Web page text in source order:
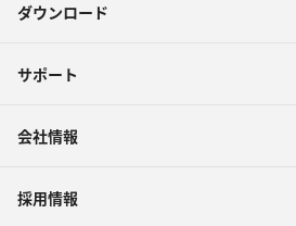
ダウンロード
サポート
会社情報
採用情報